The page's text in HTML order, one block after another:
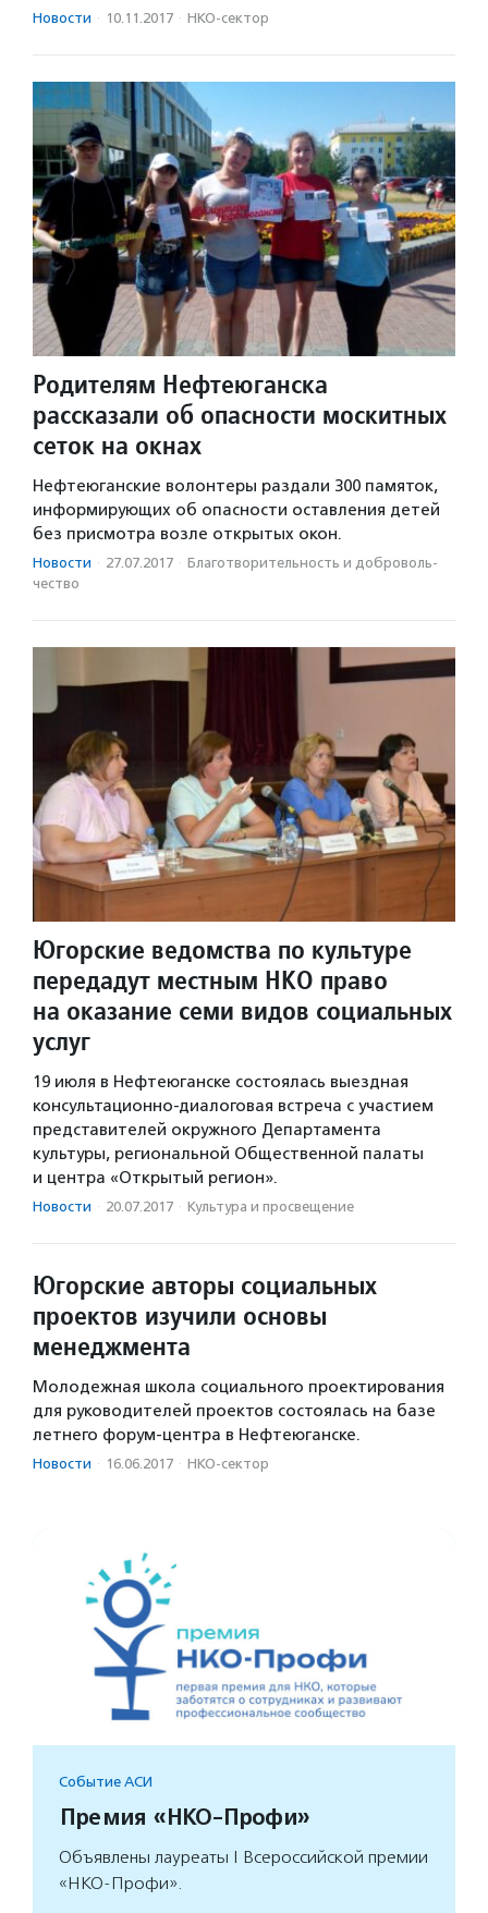
Новости · 10.11.2017 · НКО-сектор
Родителям Нефтеюганска
рассказали об опасности москитных
сеток на окнах
Нефтеюганские волонтеры раздали 300 памяток,
информирующих об опасности оставления детей
без присмотра возле открытых окон.
Новости · 27.07.2017 · Благотвори­тель­ность и доброволь­
чест­во
Югорские ведомства по культуре
передадут местным НКО право
на оказание семи видов социальных
услуг
19 июля в Нефтеюганске состоялась выездная
консультационно-диалоговая встреча с участием
представителей окружного Департамента
культуры, региональной Общественной палаты
и центра «Открытый регион».
Новости · 20.07.2017 · Культура и просвещение
Югорские авторы социальных
проектов изучили основы
менеджмента
Молодежная школа социального проектирования
для руководителей проектов состоялась на базе
летнего форум-центра в Нефтеюганске.
Новости · 16.06.2017 · НКО-сектор
Событие АСИ
Премия «НКО-Профи»
Объявлены лауреаты I Всероссийской премии
«НКО-Профи».